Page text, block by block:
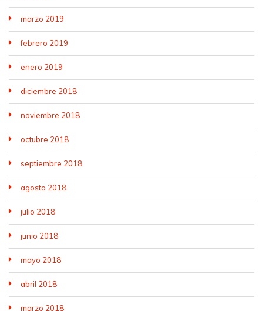
marzo 2019
febrero 2019
enero 2019
diciembre 2018
noviembre 2018
octubre 2018
septiembre 2018
agosto 2018
julio 2018
junio 2018
mayo 2018
abril 2018
marzo 2018